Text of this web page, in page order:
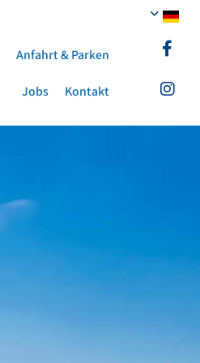
Anfahrt & Parken
Jobs Kontakt